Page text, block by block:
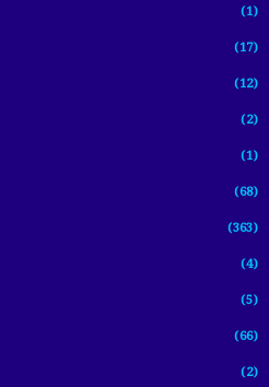
(1)
(17)
(12)
(2)
(1)
(68)
(363)
(4)
(5)
(66)
(2)